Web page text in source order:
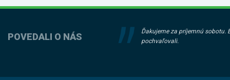
POVEDALI O NÁS
Ďakujeme za príjemnú sobotu.
pochvaľovali.